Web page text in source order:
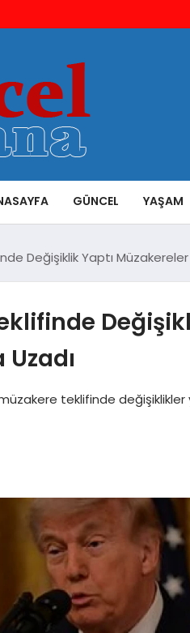
GÜNCEL YAŞAM
Değişiklik Yaptı
müzakere teklifinde